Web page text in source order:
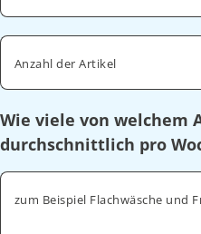
Anzahl der Artikel
Wie viele von welchem
durchschnittlich pro
zum Beispiel Flachwäsche und